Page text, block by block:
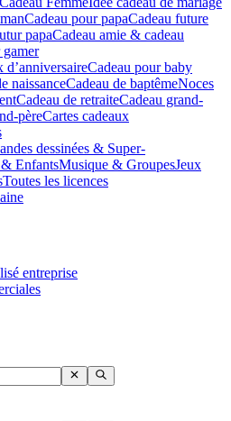
Cadeau pour papaCadeau future
papaCadeau amie & cadeau
gamer
d’anniversaireCadeau pour baby
naissanceCadeau de baptêmeNoces
Cadeau de retraiteCadeau grand-
pèreCartes cadeaux
dessinées & Super-
EnfantsMusique & GroupesJeux
Toutes les licences
entreprise